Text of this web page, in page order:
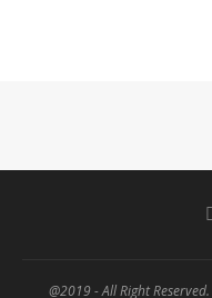
@2019 - All Right